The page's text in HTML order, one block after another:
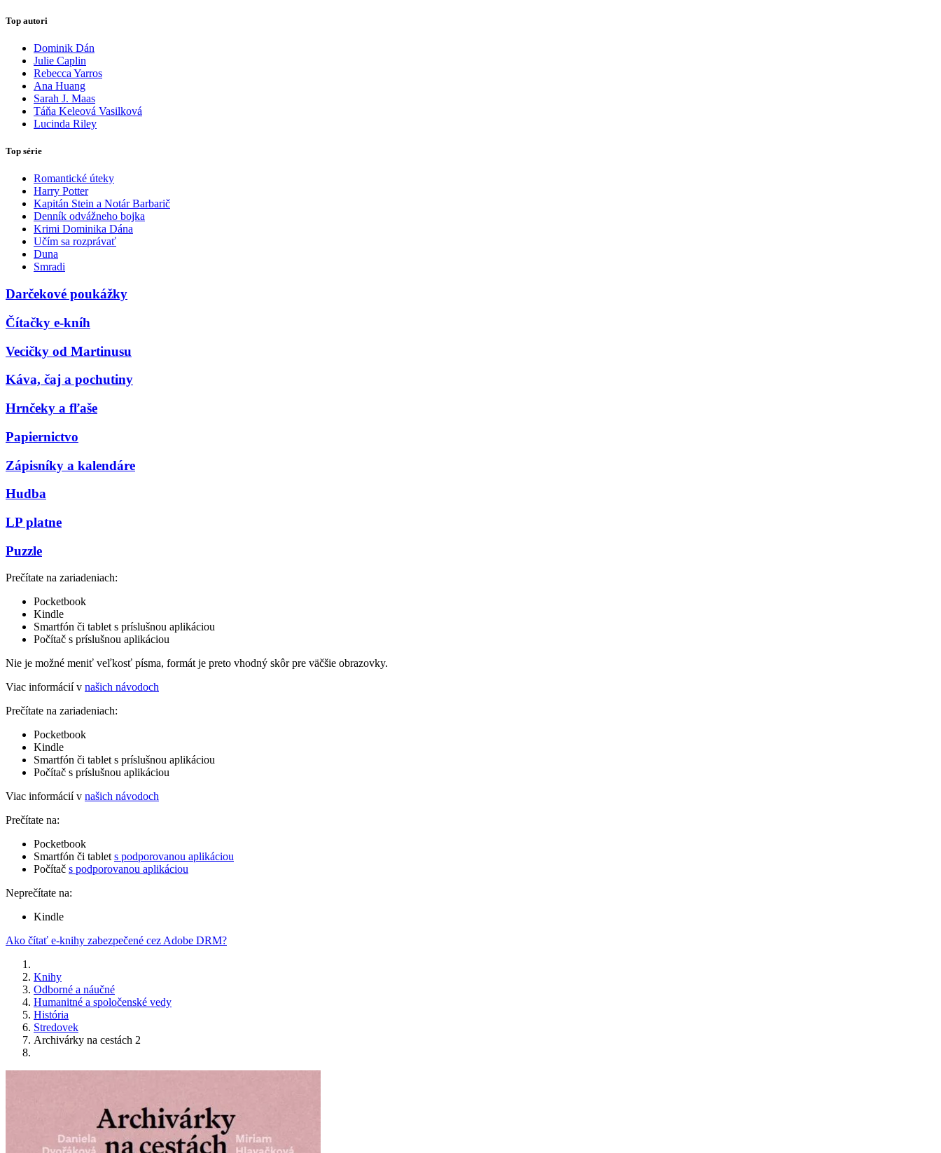
Top autori
Dominik Dán
Julie Caplin
Rebecca Yarros
Ana Huang
Sarah J. Maas
Táňa Keleová Vasilková
Lucinda Riley
Top série
Romantické úteky
Harry Potter
Kapitán Stein a Notár Barbarič
Denník odvážneho bojka
Krimi Dominika Dána
Učím sa rozprávať
Duna
Smradi
Darčekové poukážky
Čítačky e-kníh
Vecičky od Martinusu
Káva, čaj a pochutiny
Hrnčeky a fľaše
Papiernictvo
Zápisníky a kalendáre
Hudba
LP platne
Puzzle
Prečítate na zariadeniach:
Pocketbook
Kindle
Smartfón či tablet s príslušnou aplikáciou
Počítač s príslušnou aplikáciou
Nie je možné meniť veľkosť písma, formát je preto vhodný skôr pre väčšie obrazovky.
Viac informácií v našich návodoch
Prečítate na zariadeniach:
Pocketbook
Kindle
Smartfón či tablet s príslušnou aplikáciou
Počítač s príslušnou aplikáciou
Viac informácií v našich návodoch
Prečítate na:
Pocketbook
Smartfón či tablet s podporovanou aplikáciou
Počítač s podporovanou aplikáciou
Neprečítate na:
Kindle
Ako čítať e-knihy zabezpečené cez Adobe DRM?
Knihy
Odborné a náučné
Humanitné a spoločenské vedy
História
Stredovek
Archivárky na cestách 2